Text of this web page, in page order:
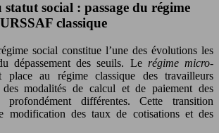
social : passage du régime
classique
social constitue l’une des évolutions les
dépassement des seuils. Le régime micro-
au régime classique des travailleurs
des modalités de calcul et de paiement des
profondément différentes. Cette transition
modification des taux de cotisations et des